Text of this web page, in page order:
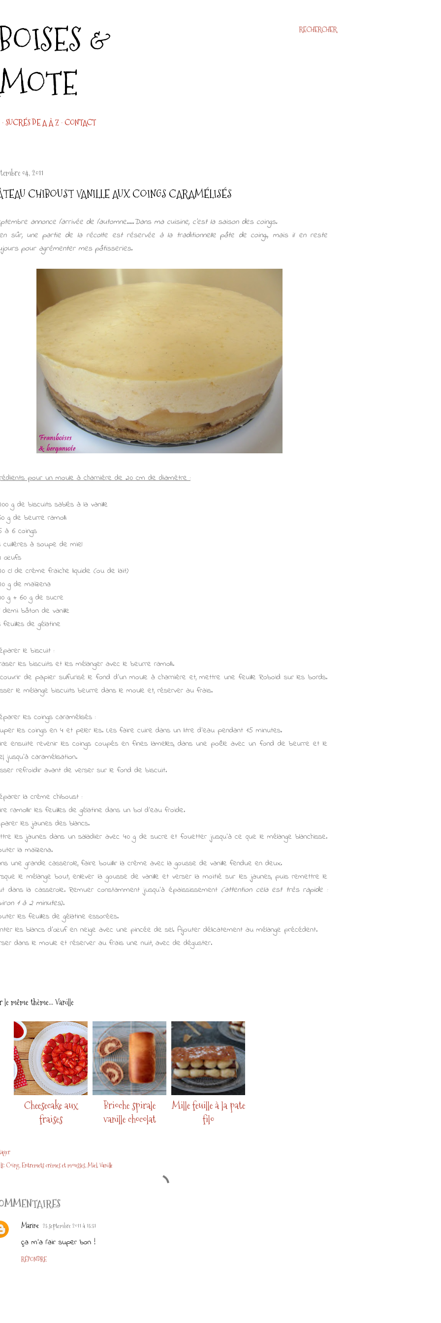
RECHERCHER
&
SUCRÉS DE A À Z CONTACT
04, 2011
CHIBOUST VANILLE AUX COINGS CARAMÉLISÉS
annonce l'arrivée de l'automne.....Dans ma cuisine, c'est la saison des coings.
sûr, une partie de la récolte est réservée à la traditionnelle pâte de coing., mais il en reste
pour agrémenter mes pâtisseries.
pour un moule à charnière de 20 cm de diamètre :
g de biscuits sablés à la vanille
g de beurre ramolli
à 6 coings
cuillères à soupe de miel
œufs
cl de crème fraiche liquide (ou de lait)
g de maïzena
g + 60 g de sucre
bâton de vanille
de gélatine
le biscuit :
les biscuits et les mélanger avec le beurre ramolli.
de papier sulfurisé le fond d'un moule à charnière et, mettre une feuille Roboid sur les bords.
le mélange biscuits beurre dans le moule et, réserver au frais.
les coings caramélisés :
les coings en 4 et peler les. Les faire cuire dans un litre d'eau pendant 15 minutes.
ensuite revenir les coings coupés en fines lamelles, dans une poêle avec un fond de beurre et le
jusqu'à caramélisation.
refroidir avant de verser sur le fond de biscuit.
la crème chiboust :
ramollir les feuilles de gélatine dans un bol d'eau froide.
les jaunes des blancs.
les jaunes dans un saladier avec 40 g de sucre et fouetter jusqu'à ce que le mélange blanchisse.
la maïzena.
une grande casserole, faire bouillir la crème avec la gousse de vanille fendue en deux.
le mélange bout, enlever la gousse de vanille et verser la moitié sur les jaunes, puis remettre le
dans la casserole. Remuer constamment jusqu'à épaississement (attention cela est très rapide :
1 à 2 minutes).
les feuilles de gélatine essorées.
les blancs d’œuf en neige avec une pincée de sel. Ajouter délicatement au mélange précédent.
dans le moule et réserver au frais une nuit, avec de déguster.
le même thème...Vanille
Cheesecake aux
fraises
Brioche spirale
vanille chocolat
Mille feuille à la pate
filo
Coing Entremets crèmes et mousses Miel Vanille
Marine 25 septembre 2011 à 15:51
ça m'a l'air super bon !
RÉPONDRE